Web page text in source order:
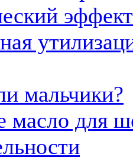
мальчики?
масло для